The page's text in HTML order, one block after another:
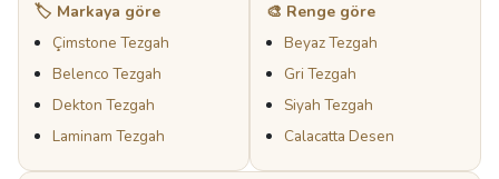
🏷️ Markaya göre
Çimstone Tezgah
Belenco Tezgah
Dekton Tezgah
Laminam Tezgah
🎨 Renge göre
Beyaz Tezgah
Gri Tezgah
Siyah Tezgah
Calacatta Desen